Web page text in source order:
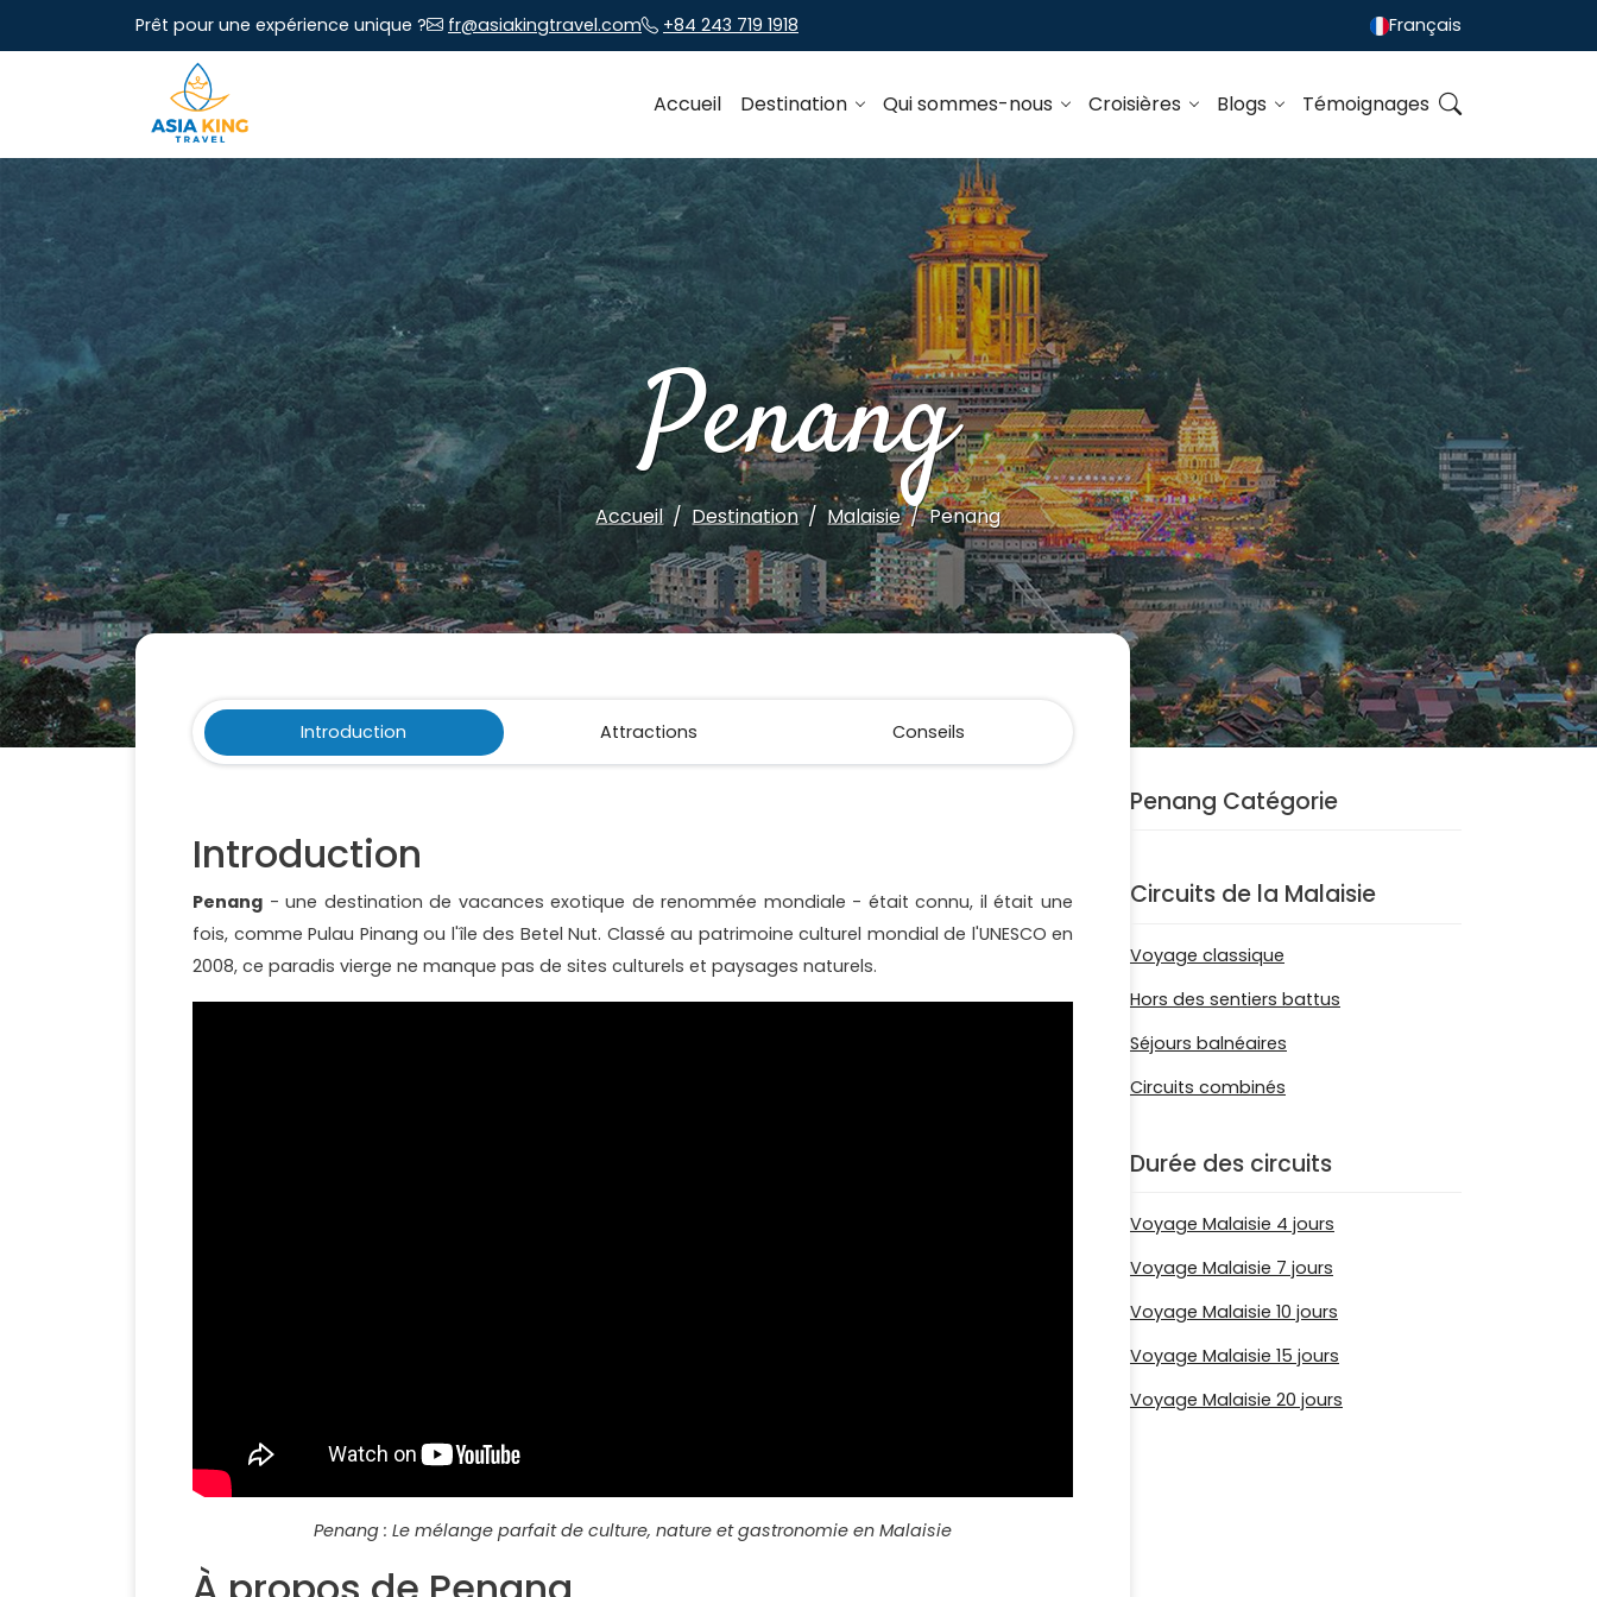
Prêt pour une expérience unique ? fr@asiakingtravel.com +84 243 719 1918 Français
Accueil Destination Qui sommes-nous Croisières Blogs Témoignages
Penang
Accueil Destination Malaisie Penang
Introduction Attractions Conseils
Introduction
Penang - une destination de vacances exotique de renommée mondiale - était connu, il était une
fois, comme Pulau Pinang ou l'île des Betel Nut. Classé au patrimoine culturel mondial de l'UNESCO en
2008, ce paradis vierge ne manque pas de sites culturels et paysages naturels.
Penang : Le mélange parfait de culture, nature et gastronomie en Malaisie
Penang Catégorie
Circuits de la Malaisie
Voyage classique
Hors des sentiers battus
Séjours balnéaires
Circuits combinés
Durée des circuits
Voyage Malaisie 4 jours
Voyage Malaisie 7 jours
Voyage Malaisie 10 jours
Voyage Malaisie 15 jours
Voyage Malaisie 20 jours